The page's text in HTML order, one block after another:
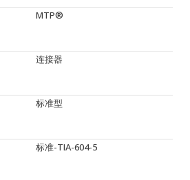
MTP®
连接器
标准型
标准-TIA-604-5